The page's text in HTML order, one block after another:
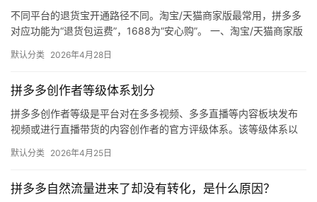
不同平台的退货宝开通路径不同。淘宝/天猫商家版最常用，拼多多
对应功能为“退货包运费”，1688为“安心购”。 一、淘宝/天猫商家版
默认分类 2026年4月28日
拼多多创作者等级体系划分
拼多多创作者等级是平台对在多多视频、多多直播等内容板块发布
视频或进行直播带货的内容创作者的官方评级体系。该等级体系以
同等级…
默认分类 2026年4月25日
拼多多自然流量进来了却没有转化，是什么原因？